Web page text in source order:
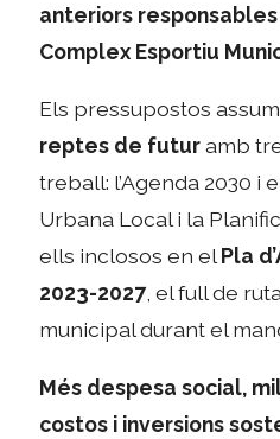
anteriors
Complex Esportiu
Els pressupostos
reptes de futuramb
treball: l’Agenda 2030 i
Urbana Local i la
ells inclosos en elPla
2023-2027, el full de
municipal durant el
Més despesa social,
costos i inversions